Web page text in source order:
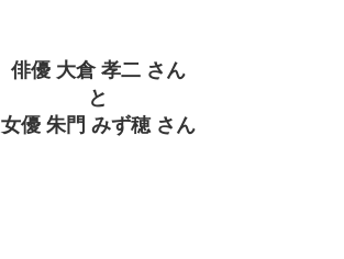
俳優 大倉 孝二 さん
と
女優 朱門 みず穂 さん